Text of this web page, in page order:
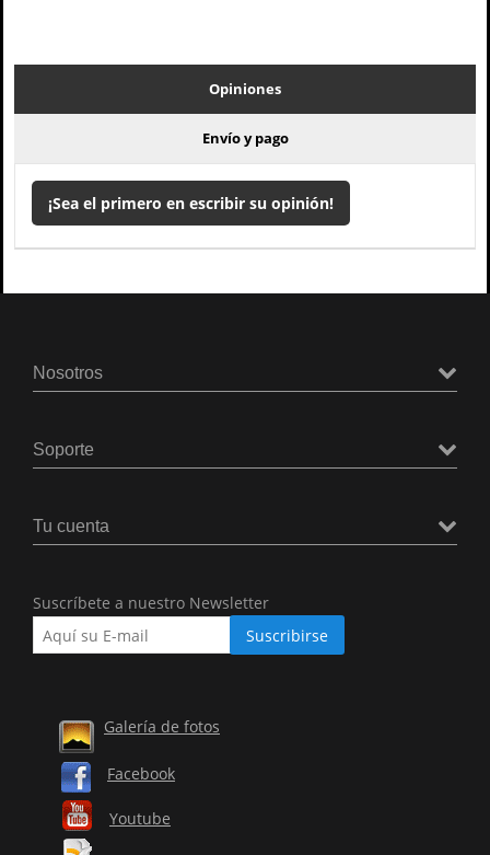
Opiniones
Envío y pago
¡Sea el primero en escribir su opinión!
Nosotros
Soporte
Tu cuenta
Suscríbete a nuestro Newsletter
Galería de fotos
Facebook
Youtube